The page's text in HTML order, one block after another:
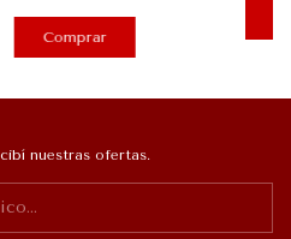
nuestras ofertas.